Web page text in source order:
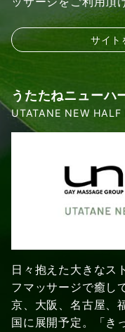
サイト
うたたねニューハ
UTATANE NEW
日々抱えた大きなス
フマッサージで癒し
京、大阪、名古屋、
国に展開予定。「き